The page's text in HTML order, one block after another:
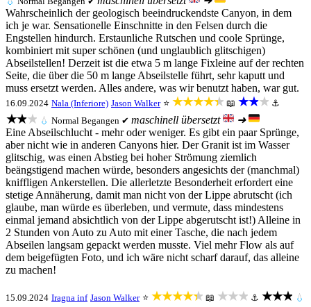
Wahrscheinlich der geologisch beeindruckendste Canyon, in dem
ich je war. Sensationelle Einschnitte in den Felsen durch die
Engstellen hindurch. Erstaunliche Rutschen und coole Sprünge,
kombiniert mit super schönen (und unglaublich glitschigen)
Abseilstellen! Derzeit ist die etwa 5 m lange Fixleine auf der rechten
Seite, die über die 50 m lange Abseilstelle führt, sehr kaputt und
muss ersetzt werden. Alles andere, was wir benutzt haben, war gut.
16.09.2024 Nala (Inferiore) Jason Walker ⭐ ★★★★★ 📖 ★★★ ⚓
★★★ 💧 Normal Begangen ✔ maschinell übersetzt
➜
Eine Abseilschlucht - mehr oder weniger. Es gibt ein paar Sprünge,
aber nicht wie in anderen Canyons hier. Der Granit ist im Wasser
glitschig, was einen Abstieg bei hoher Strömung ziemlich
beängstigend machen würde, besonders angesichts der (manchmal)
kniffligen Ankerstellen. Die allerletzte Besonderheit erfordert eine
stetige Annäherung, damit man nicht von der Lippe abrutscht (ich
glaube, man würde es überleben, und vermute, dass mindestens
einmal jemand absichtlich von der Lippe abgerutscht ist!) Alleine in
2 Stunden von Auto zu Auto mit einer Tasche, die nach jedem
Abseilen langsam gepackt werden musste. Viel mehr Flow als auf
dem beigefügten Foto, und ich wäre nicht scharf darauf, das alleine
zu machen!
15.09.2024 Iragna inf Jason Walker ⭐ ★★★★★ 📖 ★★★ ⚓ ★★★ 💧